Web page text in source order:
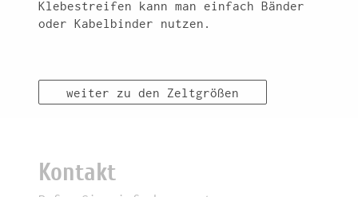
Klebestreifen kann man einfach Bänder
oder Kabelbinder nutzen.
weiter zu den Zeltgrößen
Kontakt